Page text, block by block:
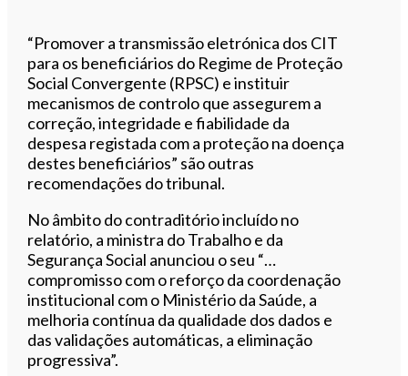
“Promover a transmissão eletrónica dos CIT
para os beneficiários do Regime de Proteção
Social Convergente (RPSC) e instituir
mecanismos de controlo que assegurem a
correção, integridade e fiabilidade da
despesa registada com a proteção na doença
destes beneficiários” são outras
recomendações do tribunal.
No âmbito do contraditório incluído no
relatório, a ministra do Trabalho e da
Segurança Social anunciou o seu “…
compromisso com o reforço da coordenação
institucional com o Ministério da Saúde, a
melhoria contínua da qualidade dos dados e
das validações automáticas, a eliminação
progressiva”.